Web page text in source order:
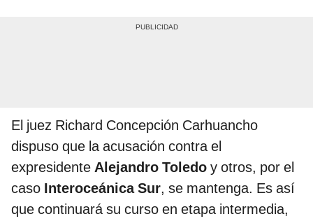
El juez Richard Concepción Carhuancho
dispuso que la acusación contra el
expresidente Alejandro Toledo y otros, por el
caso Interoceánica Sur, se mantenga. Es así
que continuará su curso en etapa intermedia,